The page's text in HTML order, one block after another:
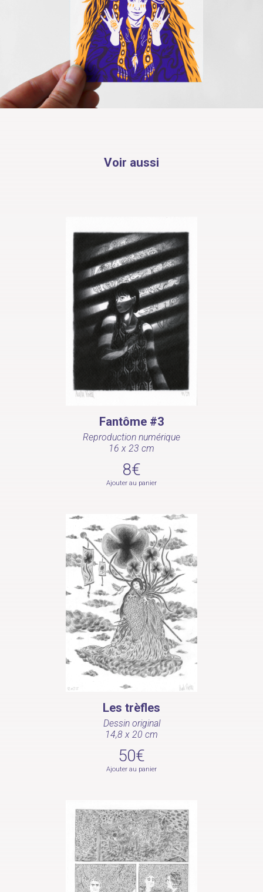
Voir aussi
Fantôme #3
Reproduction numérique
16 x 23 cm
8€
Ajouter au panier
Les trèfles
Dessin original
14,8 x 20 cm
50€
Ajouter au panier